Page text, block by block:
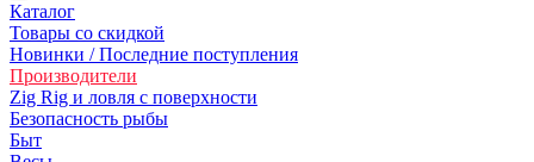
Каталог
Товары со скидкой
Новинки / Последние поступления
Производители
Zig Rig и ловля с поверхности
Безoпасность рыбы
Быт